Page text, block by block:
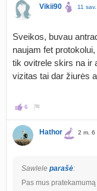
Vikii90 11
Sveikos, buvau
naujam fet
tik ovitrele skirs na ir
vizitas tai dar žiurės
6
Hathor 2 m. 6
Sawlele parašė:
Pas mus